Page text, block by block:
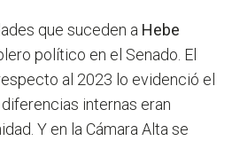
que suceden a Hebe
político en el Senado. El
al 2023 lo evidenció el
internas eran
Y en la Cámara Alta se